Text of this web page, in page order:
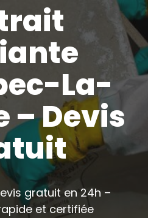
La-
– Devis
gratuit en 24h –
et certifiée